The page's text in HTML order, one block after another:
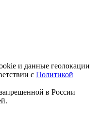
и данные геолокации
с Политикой
в России